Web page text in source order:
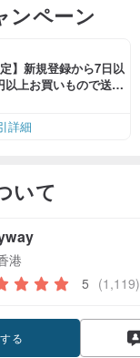
ンペーン
定】新規登録から7日以
以上お買いもので送料
詳細
いて
港
5 (1,119)
る